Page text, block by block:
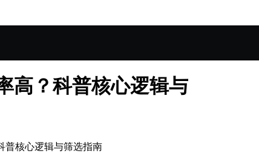
高？科普核心逻辑与
普核心逻辑与筛选指南